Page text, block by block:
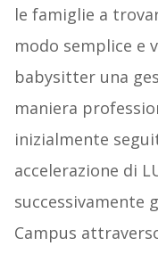
le famiglie a
modo semplice e
babysitter una
maniera
inizialmente
accelerazione di
successivamente
Campus